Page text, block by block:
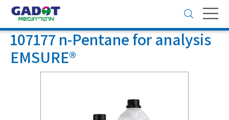
Toggle
navigation
107177 n-Pentane for analysis
EMSURE®